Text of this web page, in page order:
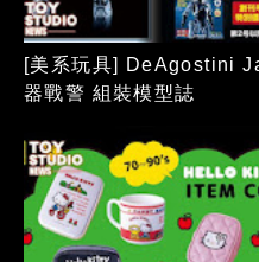
[美系玩具] DeAgostini
器戰警 組裝模型誌